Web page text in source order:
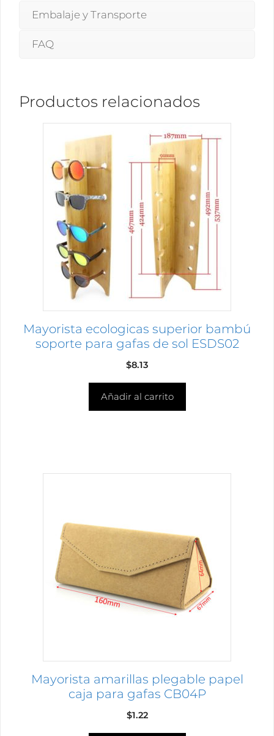
Embalaje y Transporte
FAQ
Productos relacionados
Mayorista ecologicas superior bambú
soporte para gafas de sol ESDS02
$8.13
Añadir al carrito
Mayorista amarillas plegable papel
caja para gafas CB04P
$1.22